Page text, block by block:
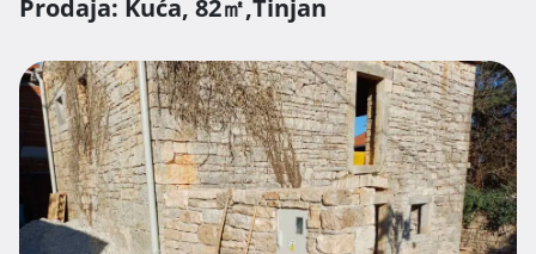
Prodaja: Kuća, 82㎡,Tinjan